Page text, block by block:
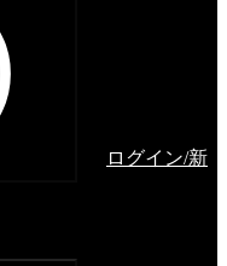
ログイン/新